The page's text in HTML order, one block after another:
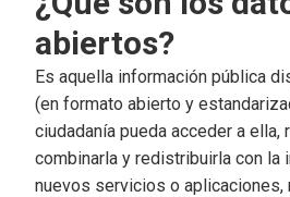
abiertos?
Es aquella información pública
(en formato abierto y
ciudadanía pueda acceder a ella,
combinarla y redistribuirla con la
nuevos servicios o aplicaciones,